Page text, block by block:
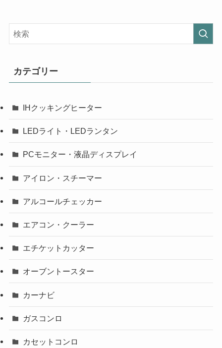
カテゴリー
IHクッキングヒーター
LEDライト・LEDランタン
PCモニター・液晶ディスプレイ
アイロン・スチーマー
アルコールチェッカー
エアコン・クーラー
エチケットカッター
オーブントースター
カーナビ
ガスコンロ
カセットコンロ